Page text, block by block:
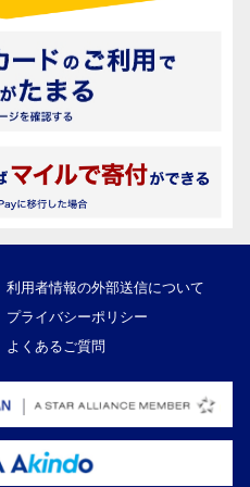
利用者情報の外部送信について
プライバシーポリシー
よくあるご質問